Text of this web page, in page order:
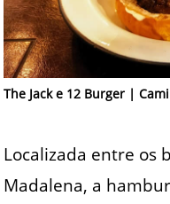
The Jack e 12 Burger |
Localizada entre os
Madalena, a